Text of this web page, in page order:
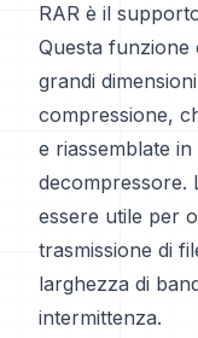
RAR è il
Questa funzione
grandi
compressione,
e riassemblate
decompressore.
essere utile per
trasmissione di
larghezza di
intermittenza.